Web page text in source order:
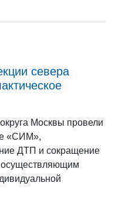
севера
Москвы провели
«СИМ»,
ДТП и сокращение